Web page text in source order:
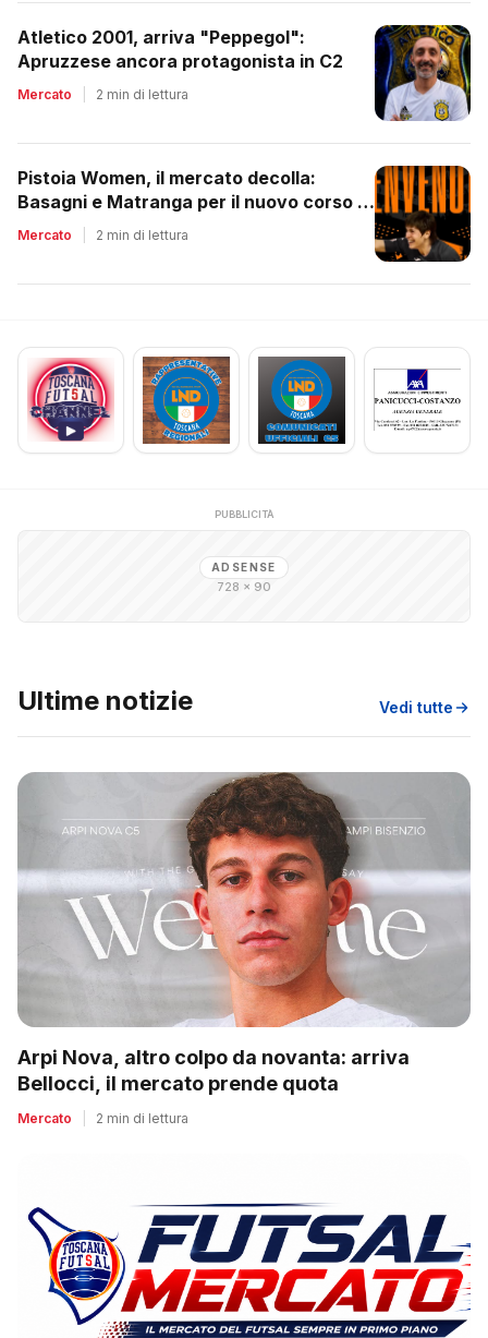
Atletico 2001, arriva "Peppegol":
Apruzzese ancora protagonista in C2
Mercato 2 min di lettura
Pistoia Women, il mercato decolla:
Basagni e Matranga per il nuovo corso di
Nico Lami
Mercato 2 min di lettura
PUBBLICITÀ
ADSENSE
728 × 90
Ultime notizie Vedi tutte
Arpi Nova, altro colpo da novanta: arriva
Bellocci, il mercato prende quota
Mercato 2 min di lettura